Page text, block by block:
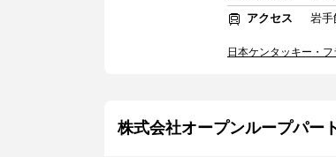
アクセス
岩手
日本ケンタッキー・
株式会社オープンループパー